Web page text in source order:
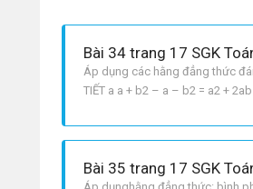
Bài 34 trang 17 SGK
Áp dụng các hằng đẳng thức
TIẾT a a + b2 – a – b2 = a2
Bài 35 trang 17 SGK